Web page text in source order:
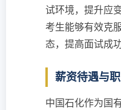
试环境，提升应
考生能够有效克
态，提高面试成功
薪资待遇与
中国石化作为国